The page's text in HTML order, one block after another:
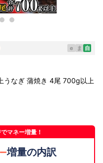
e ま 自
うなぎ 蒲焼き 4尾 700g以上
マネー増量！
増量の内訳